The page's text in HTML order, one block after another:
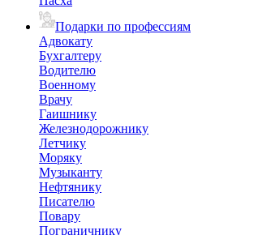
Подарки по профессиям
Адвокату
Бухгалтеру
Водителю
Военному
Врачу
Гаишнику
Железнодорожнику
Летчику
Моряку
Музыканту
Нефтянику
Писателю
Повару
Пограничнику